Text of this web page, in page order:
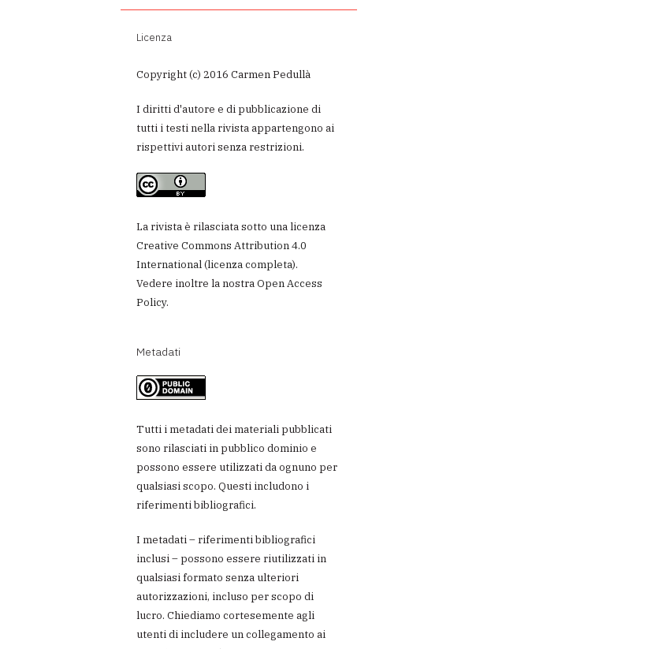
Licenza
Copyright (c) 2016 Carmen Pedullà
I diritti d'autore e di pubblicazione di
tutti i testi nella rivista appartengono ai
rispettivi autori senza restrizioni.
La rivista è rilasciata sotto una licenza
Creative Commons Attribution 4.0
International(licenza completa).
Vedere inoltre la nostraOpen Access
Policy.
Metadati
Tutti i metadati dei materiali pubblicati
sono rilasciati in pubblico dominio e
possono essere utilizzati da ognuno per
qualsiasi scopo. Questi includono i
riferimenti bibliografici.
I metadati – riferimenti bibliografici
inclusi – possono essere riutilizzati in
qualsiasi formato senza ulteriori
autorizzazioni, incluso per scopo di
lucro. Chiediamo cortesemente agli
utenti di includere un collegamento ai